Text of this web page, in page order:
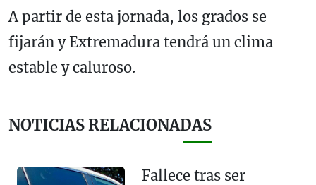
A partir de esta jornada, los grados se
fijarán y Extremadura tendrá un clima
estable y caluroso.
NOTICIAS RELACIONADAS
Fallece tras ser